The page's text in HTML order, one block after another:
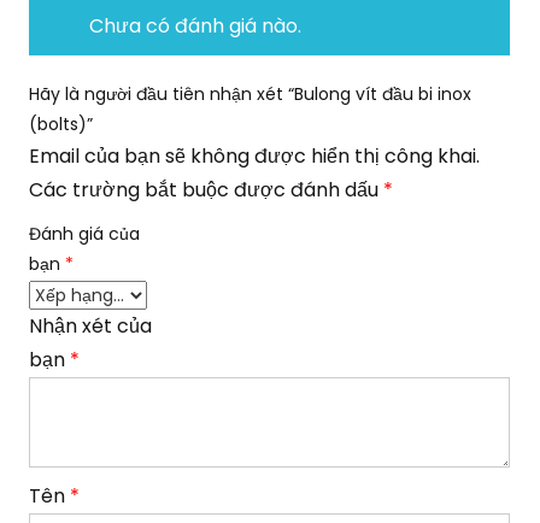
Chưa có đánh giá nào.
Hãy là người đầu tiên nhận xét “Bulong vít đầu bi inox
(bolts)”
Email của bạn sẽ không được hiển thị công khai.
Các trường bắt buộc được đánh dấu *
Đánh giá của
bạn *
Nhận xét của
bạn *
Tên *